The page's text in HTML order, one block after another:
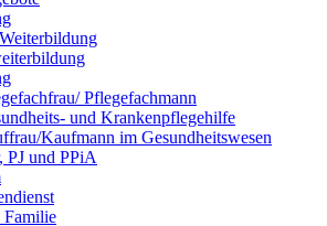
Pflegefachmann
und Krankenpflegehilfe
Kaufmann im Gesundheitswesen
PJ und PPiA
Familie